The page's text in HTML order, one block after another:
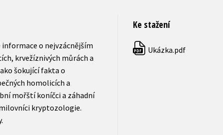
o nejvzácnějším
krvežíznivých můrách a
šokující fakta o
homolicích a
mořští koníčci a záhadní
kryptozologie.
Ke stažení
PDF Ukázka.pdf